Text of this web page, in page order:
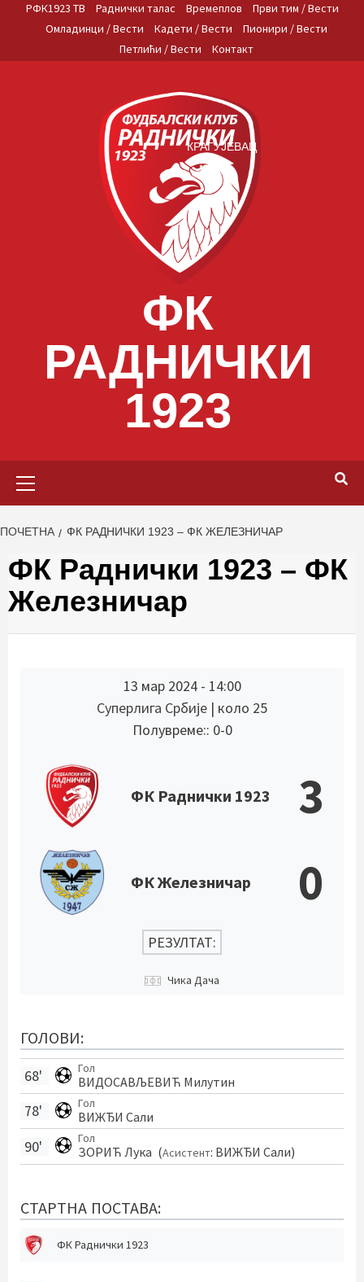
РФК1923 ТВ Раднички талас Времеплов
Први тим / Вести
Омладинци / Вести
Кадети / Вести
Пионири / Вести
Петлићи / Вести
Контакт
ФК
РАДНИЧКИ
1923
КРАГУЈЕВАЦ
ПОЧЕТНА ФК РАДНИЧКИ 1923 – ФК ЖЕЛЕЗНИЧАР
ФК Раднички 1923 – ФК
Железничар
13 мар 2024 - 14:00
Суперлига Србије | коло 25
Полувреме:: 0-0
ФК Раднички 1923 3
ФК Железничар 0
РЕЗУЛТАТ:
Чика Дача
ГОЛОВИ:
Гол
ВИДОСАВЉЕВИЋ Милутин
68'
Гол
ВИЖЂИ Сали
78'
Гол
ЗОРИЋ Лука (Асистент: ВИЖЂИ Сали)
90'
СТАРТНА ПОСТАВА:
ФК Раднички 1923